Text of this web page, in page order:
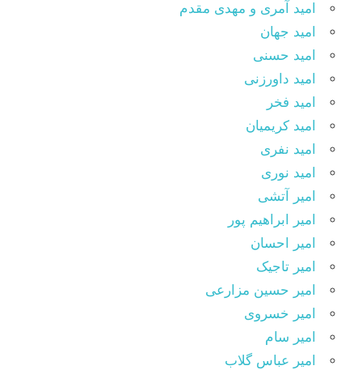
امید آمری و مهدی مقدم
امید جهان
امید حسنی
امید داورزنی
امید فخر
امید کریمیان
امید نفری
امید نوری
امیر آتشی
امیر ابراهیم پور
امیر احسان
امیر تاجیک
امیر حسین مزارعی
امیر خسروی
امیر سام
امیر عباس گلاب